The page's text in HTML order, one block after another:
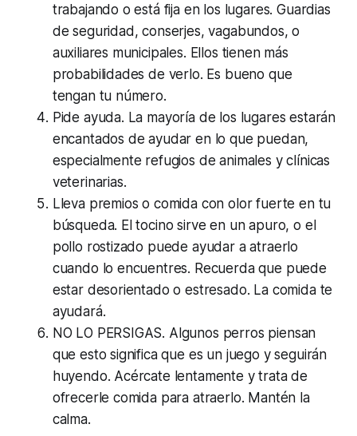
trabajando o está fija en los lugares. Guardias
de seguridad, conserjes, vagabundos, o
auxiliares municipales. Ellos tienen más
probabilidades de verlo. Es bueno que
tengan tu número.
Pide ayuda. La mayoría de los lugares estarán
encantados de ayudar en lo que puedan,
especialmente refugios de animales y clínicas
veterinarias.
Lleva premios o comida con olor fuerte en tu
búsqueda. El tocino sirve en un apuro, o el
pollo rostizado puede ayudar a atraerlo
cuando lo encuentres. Recuerda que puede
estar desorientado o estresado. La comida te
ayudará.
NO LO PERSIGAS. Algunos perros piensan
que esto significa que es un juego y seguirán
huyendo. Acércate lentamente y trata de
ofrecerle comida para atraerlo. Mantén la
calma.